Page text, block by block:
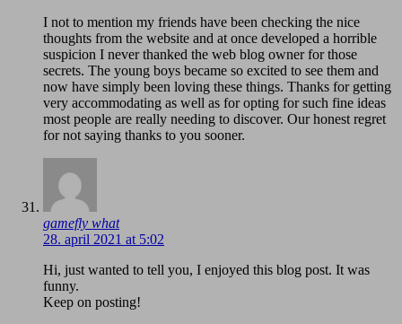
I not to mention my friends have been checking the nice
thoughts from the website and at once developed a horrible
suspicion I never thanked the web blog owner for those
secrets. The young boys became so excited to see them and
now have simply been loving these things. Thanks for getting
very accommodating as well as for opting for such fine ideas
most people are really needing to discover. Our honest regret
for not saying thanks to you sooner.
gamefly what
28. april 2021 at 5:02
Hi, just wanted to tell you, I enjoyed this blog post. It was
funny.
Keep on posting!